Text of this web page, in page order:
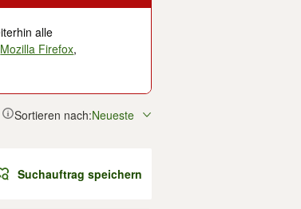
alle
Mozilla Firefox,
Sortieren nach:Neueste
Suchauftrag speichern